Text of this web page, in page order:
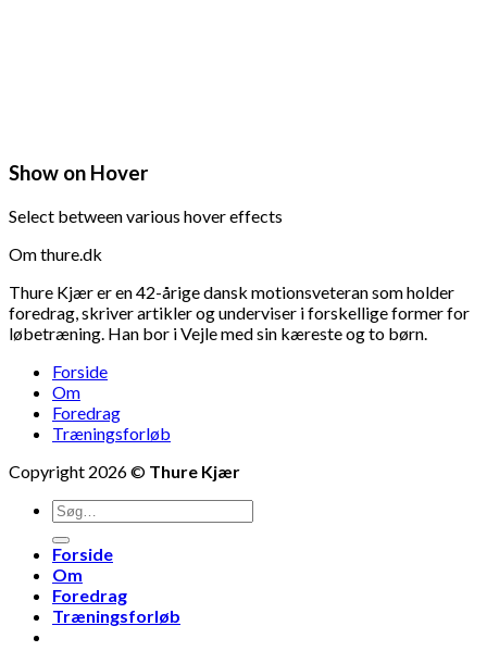
Show on Hover
Select between various hover effects
Om thure.dk
Thure Kjær er en 42-årige dansk motionsveteran som holder
foredrag, skriver artikler og underviser i forskellige former for
løbetræning. Han bor i Vejle med sin kæreste og to børn.
Forside
Om
Foredrag
Træningsforløb
Copyright 2026 © Thure Kjær
Forside
Om
Foredrag
Træningsforløb